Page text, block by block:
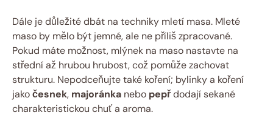
Dále je důležité dbát na techniky mletí masa. Mleté
maso by mělo být jemné, ale ne příliš zpracované.
Pokud máte možnost, mlýnek na maso nastavte na
střední až hrubou hrubost, což pomůže zachovat
strukturu. Nepodceňujte také koření; bylinky a koření
jakočesnek, majoránka nebo pepřdodají sekané
charakteristickou chuť a aroma.